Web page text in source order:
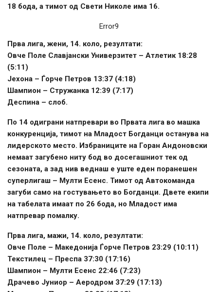
18 бода, а тимот од Свети Николе има 16.
Error9
Прва лига, жени, 14. коло, резултати:
Овче Поле Славјански Универзитет – Атлетик 18:28
(5:11)
Јехона – Ѓорче Петров 13:37 (4:18)
Шампион – Стружанка 12:39 (7:17)
Деспина – слоб.
По 14 одиграни натпревари во Првата лига во машка
конкуренција, тимот на Младост Богданци останува на
лидерското место. Избраниците на Горан Андоновски
немаат загубено ниту бод во досегашниот тек од
сезоната, а зад нив веднаш е уште еден поранешен
суперлигаш – Мулти Есенс. Тимот од Автокоманда
загуби само на гостувањето во Богданци. Двете екипи
на табелата имаат по 26 бода, но Младост има
натпревар помалку.
Прва лига, мажи, 14. коло, резултати:
Овче Поле – Македонија Ѓорче Петров 23:29 (10:11)
Текстилец – Преспа 37:30 (17:16)
Шампион – Мулти Есенс 22:46 (7:23)
Драчево Јуниор – Аеродром 37:29 (17:13)